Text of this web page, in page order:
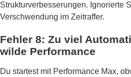
Strukturverbesserungen. Ignorierte
Verschwendung im Zeitraffer.
Fehler 8: Zu viel
wilde Performance
Du startest mit Performance Max,